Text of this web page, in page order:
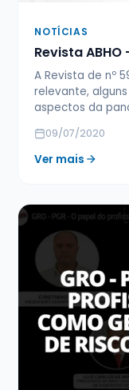
NOTÍCIAS
Revista ABHO
A Revista de nº
relevante,
aspectos da
09/07/2020
Ver mais